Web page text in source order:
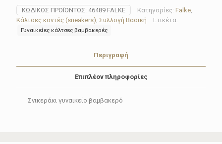
46489(6
χρώματα)
ποσότητα
ΚΩΔΙΚΌΣ ΠΡΟΪΌΝΤΟΣ: 46489 FALKE Κατηγορίες: Falke,
Κάλτσες κοντές (sneakers), Συλλογή Βασική Ετικέτα:
Γυναικείες κάλτσες βαμβακερές
Περιγραφή
Επιπλέον πληροφορίες
Σνικεράκι γυναικείο βαμβακερό